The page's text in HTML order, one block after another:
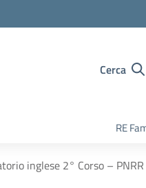
Cerca
RE
inglese 2° Corso –